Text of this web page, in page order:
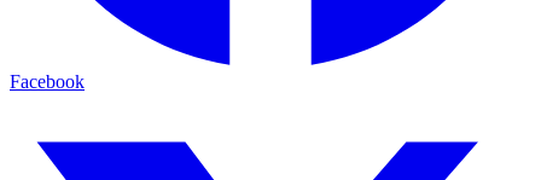
Facebook